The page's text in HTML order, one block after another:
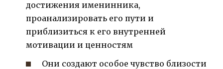
достижения именинника,
проанализировать его пути и
приблизиться к его внутренней
мотивации и ценностям
Они создают особое чувство близости